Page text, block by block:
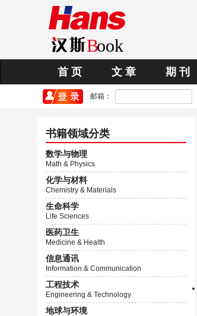
首 页 文 章 期 刊
邮箱：
书籍领域分类
数学与物理
Math & Physics
化学与材料
Chemistry & Materials
生命科学
Life Sciences
医药卫生
Medicine & Health
信息通讯
Information & Communication
工程技术
Engineering & Technology
地球与环境